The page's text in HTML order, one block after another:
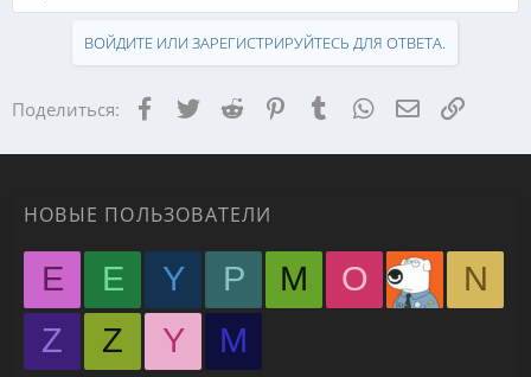
ВОЙДИТЕ ИЛИ ЗАРЕГИСТРИРУЙТЕСЬ ДЛЯ ОТВЕТА.
Поделиться: Facebook
TwitterReddit PinterestTumblr WhatsApp Ссылка
НОВЫЕ ПОЛЬЗОВАТЕЛИ
E E Y P M O
N
Z
Z Y М